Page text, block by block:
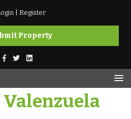
| Register
Property